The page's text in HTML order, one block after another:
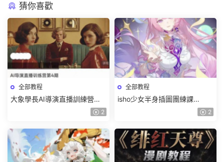
猜你喜歡
全部教程
大象學長AI導演直播訓練營第4
期2026【畫質高清有資料】 2
全部教程
isho少女半身插圖團練課
2026【畫質高清隻有視頻】 2